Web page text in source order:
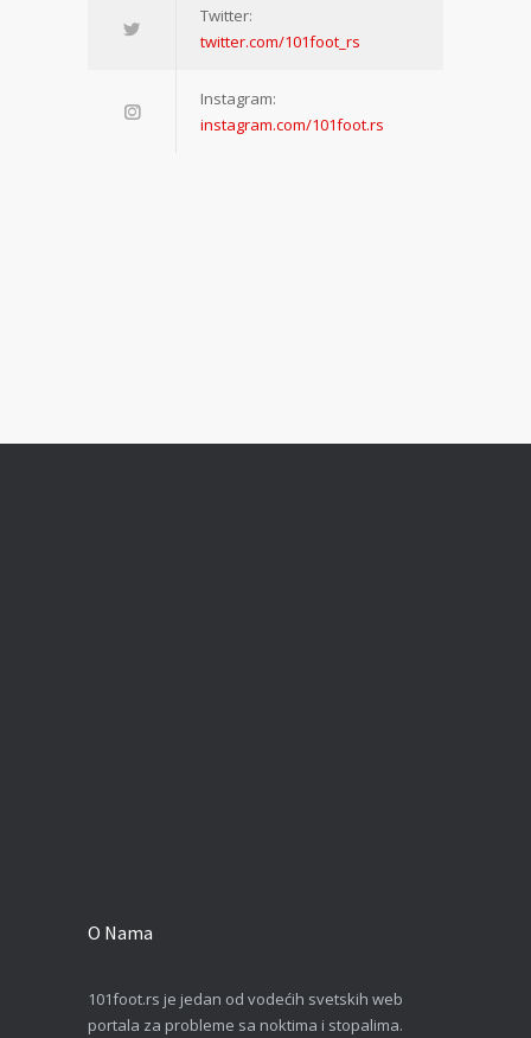
Twitter:
twitter.com/101foot_rs
Instagram:
instagram.com/101foot.rs
O Nama
101foot.rs je jedan od vodećih svetskih web
portala za probleme sa noktima i stopalima.